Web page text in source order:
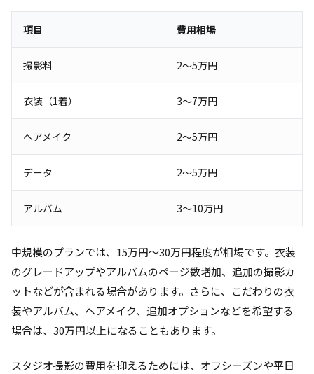
項目 費用相場
撮影料 2～5万円
衣装（1着） 3～7万円
ヘアメイク 2～5万円
データ 2～5万円
アルバム 3～10万円
中規模のプランでは、15万円～30万円程度が相場です。衣装
のグレードアップやアルバムのページ数増加、追加の撮影カ
ットなどが含まれる場合があります。さらに、こだわりの衣
装やアルバム、ヘアメイク、追加オプションなどを希望する
場合は、30万円以上になることもあります。
スタジオ撮影の費用を抑えるためには、オフシーズンや平日